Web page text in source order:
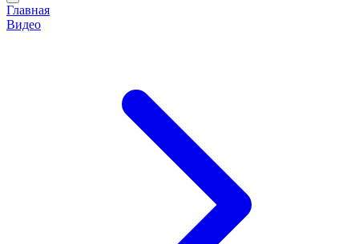
Главная
Видео